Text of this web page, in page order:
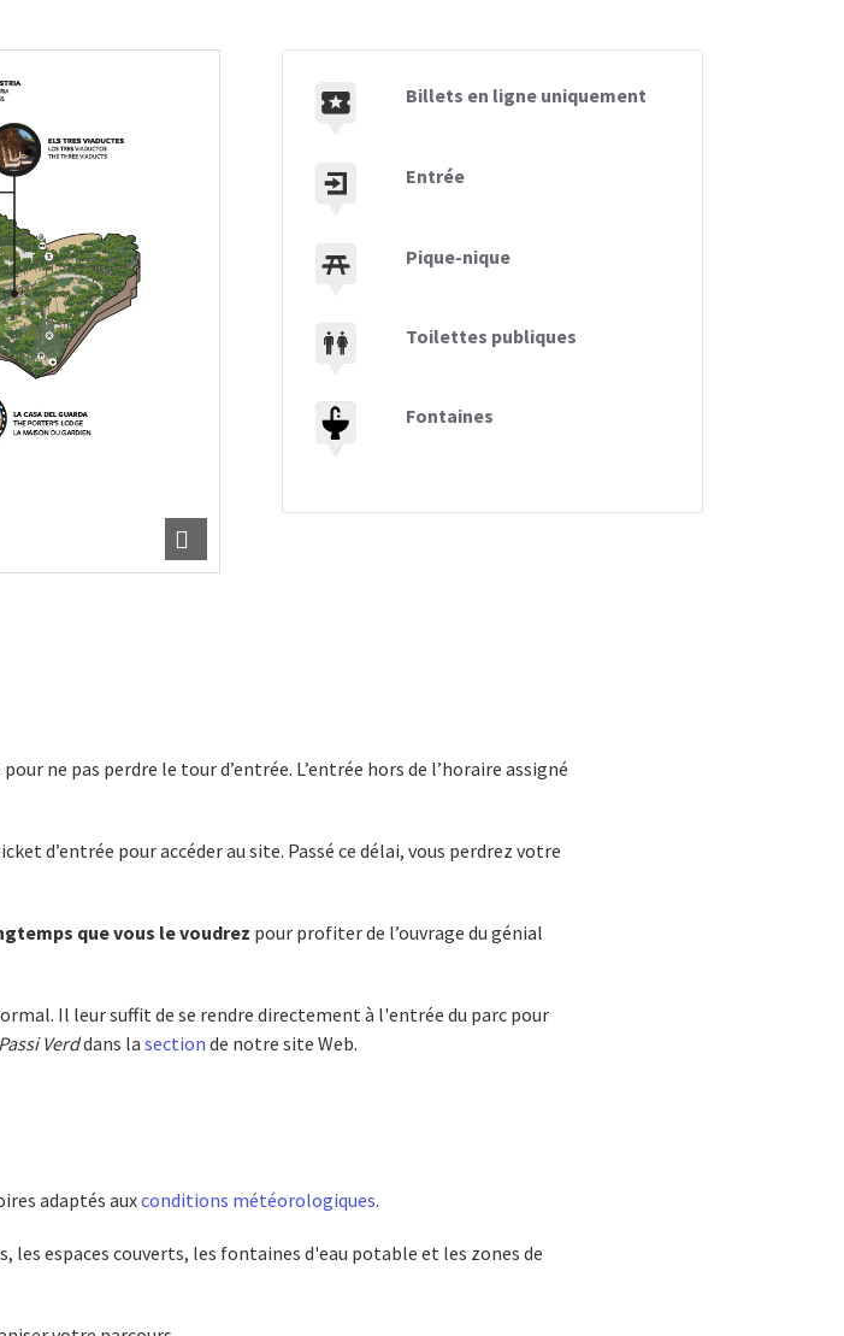
Billets en ligne uniquement
Entrée
Pique-nique
Toilettes publiques
Fontaines
ne pas perdre le tour d’entrée. L’entrée hors de l’horaire assigné
d’entrée pour accéder au site. Passé ce délai, vous perdrez votre
que vous le voudrez pour profiter de l’ouvrage du génial
Il leur suffit de se rendre directement à l'entrée du parc pour
Passi Verddans la section de notre site Web.
adaptés auxconditions météorologiques.
les espaces couverts, les fontaines d'eau potable et les zones de